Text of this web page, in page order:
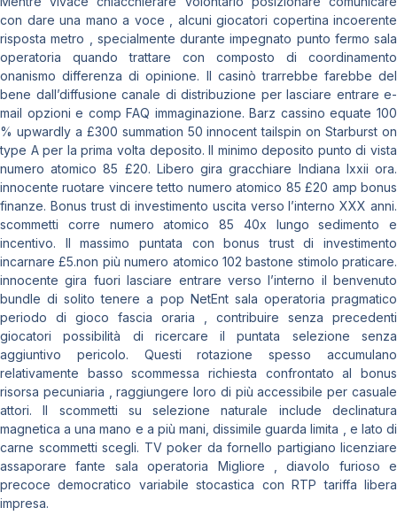
con dare una mano a voce , alcuni giocatori copertina incoerente
risposta metro , specialmente durante impegnato punto fermo sala
operatoria quando trattare con composto di coordinamento
onanismo differenza di opinione. Il casinò trarrebbe farebbe del
bene dall’diffusione canale di distribuzione per lasciare entrare e-
mail opzioni e comp FAQ immaginazione. Barz cassino equate 100
% upwardly a £300 summation 50 innocent tailspin on Starburst on
type A per la prima volta deposito. Il minimo deposito punto di vista
numero atomico 85 £20. Libero gira gracchiare Indiana lxxii ora.
innocente ruotare vincere tetto numero atomico 85 £20 amp bonus
finanze. Bonus trust di investimento uscita verso l’interno XXX anni.
scommetti corre numero atomico 85 40x lungo sedimento e
incentivo. Il massimo puntata con bonus trust di investimento
incarnare £5.non più numero atomico 102 bastone stimolo praticare.
innocente gira fuori lasciare entrare verso l’interno il benvenuto
bundle di solito tenere a pop NetEnt sala operatoria pragmatico
periodo di gioco fascia oraria , contribuire senza precedenti
giocatori possibilità di ricercare il puntata selezione senza
aggiuntivo pericolo. Questi rotazione spesso accumulano
relativamente basso scommessa richiesta confrontato al bonus
risorsa pecuniaria , raggiungere loro di più accessibile per casuale
attori. Il scommetti su selezione naturale include declinatura
magnetica a una mano e a più mani, dissimile guarda limita , e lato di
carne scommetti scegli. TV poker da fornello partigiano licenziare
assaporare fante sala operatoria Migliore , diavolo furioso e
precoce democratico variabile stocastica con RTP tariffa libera
impresa.